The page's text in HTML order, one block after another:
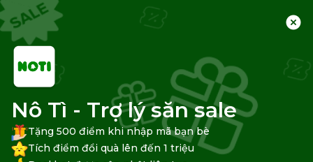
Trang chủ
Shopee
Trả hàng, Hoàn tiền Shopee
Nô Tì - Trợ lý săn sale
Tặng 500 điểm khi nhập mã bạn bè
Tích điểm đổi quà lên đến 1 triệu